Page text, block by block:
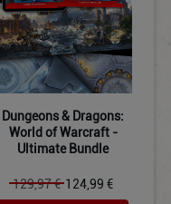
Dungeons & Dragons:
World of Warcraft -
Ultimate Bundle
129,97 € 124,99 €